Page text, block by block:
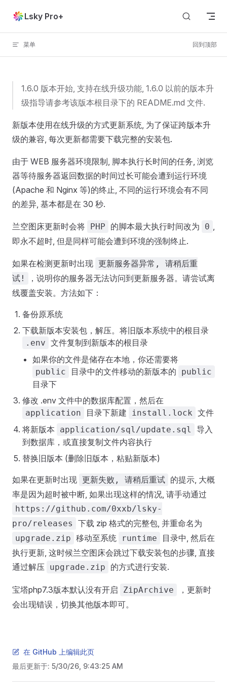
Skip to content
Lsky Pro+
菜单 回到顶部
1.6.0 版本开始, 支持在线升级功能, 1.6.0 以前的版本升
级指导请参考该版本根目录下的 README.md 文件.
新版本使用在线升级的方式更新系统, 为了保证跨版本升
级的兼容, 每次更新都需要下载完整的安装包.
由于 WEB 服务器环境限制, 脚本执行长时间的任务, 浏览
器等待服务器返回数据的时间过长可能会遭到运行环境
(Apache 和 Nginx 等)的终止, 不同的运行环境会有不同
的差异, 基本都是在 30 秒.
兰空图床更新时会将 PHP 的脚本最大执行时间改为 0 ,
即永不超时, 但是同样可能会遭到环境的强制终止.
如果在检测更新时出现 更新服务器异常, 请稍后重
试!
，说明你的服务器无法访问到更新服务器。请尝试离
线覆盖安装。方法如下：
备份原系统
下载新版本安装包，解压。将旧版本系统中的根目录
.env 文件复制到新版本的根目录
如果你的文件是储存在本地，你还需要将
public 目录中的文件移动的新版本的 public
目录下
修改 .env 文件中的数据库配置，然后在
application 目录下新建 install.lock 文件
将新版本
application/sql/update.sql
导入
到数据库，或直接复制文件内容执行
替换旧版本 (删除旧版本，粘贴新版本)
如果在更新时出现 更新失败, 请稍后重试 的提示, 大概
率是因为超时被中断, 如果出现这样的情况, 请手动通过
https://github.com/0xxb/lsky-
pro/releases
下载 zip 格式的完整包, 并重命名为
upgrade.zip 移动至系统 runtime
目录中, 然后在
执行更新, 这时候兰空图床会跳过下载安装包的步骤, 直接
通过解压
upgrade.zip 的方式进行安装.
宝塔php7.3版本默认没有开启 ZipArchive
，更新时
会出现错误，切换其他版本即可。
在 GitHub 上编辑此页
最后更新于: 5/30/26, 9:43:25 AM